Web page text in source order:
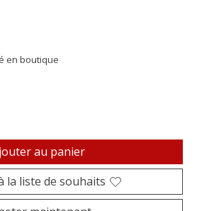
à
en boutique
au panier
la liste de souhaits